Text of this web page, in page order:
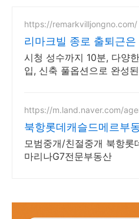
https://remarkvilljongno.com/
리마크빌 종로 출퇴근은
시청 성수까지 10분, 다양
입, 신축 풀옵션으로 완성
https://m.land.naver.com/
북항롯데캐슬드메르부
모범중개/친절중개 북항롯
마리나G7전문부동산